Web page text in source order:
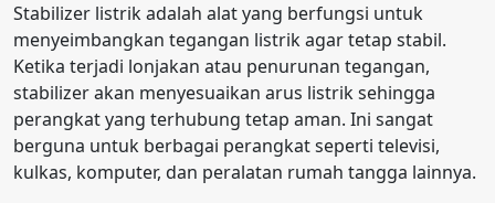
Stabilizer listrik adalah alat yang berfungsi untuk
menyeimbangkan tegangan listrik agar tetap stabil.
Ketika terjadi lonjakan atau penurunan tegangan,
stabilizer akan menyesuaikan arus listrik sehingga
perangkat yang terhubung tetap aman. Ini sangat
berguna untuk berbagai perangkat seperti televisi,
kulkas, komputer, dan peralatan rumah tangga lainnya.